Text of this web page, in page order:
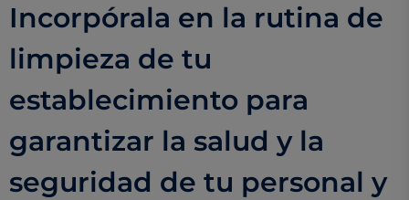
Incorpórala en la rutina de
limpieza de tu
establecimiento para
garantizar la salud y la
seguridad de tu personal y